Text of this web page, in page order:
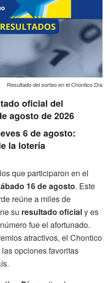
Resultado del sorteo en el Chontico Día
oficial del
agosto de 2026
6 de agosto:
la lotería
que participaron en el
16 de agosto. Este
reúne a miles de
su resultado oficialy es
fue el afortunado.
atractivos, el Chontico
opciones favoritas